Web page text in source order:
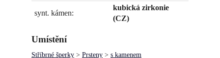
synt. kámen:
kubická zirkonie
(CZ)
Umístění
Stříbrné šperky > Prsteny > s kamenem